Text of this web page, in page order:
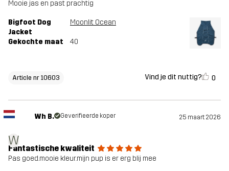
Mooie jas en past prachtig
Bigfoot Dog
Jacket
Moonlit Ocean
Gekochte maat 40
Article nr 10603 Vind je dit nuttig? 0
W
Wh B. Geverifieerde koper 25 maart 2026
Fantastische kwaliteit
Pas goed.mooie kleur.mijn pup is er erg blij mee